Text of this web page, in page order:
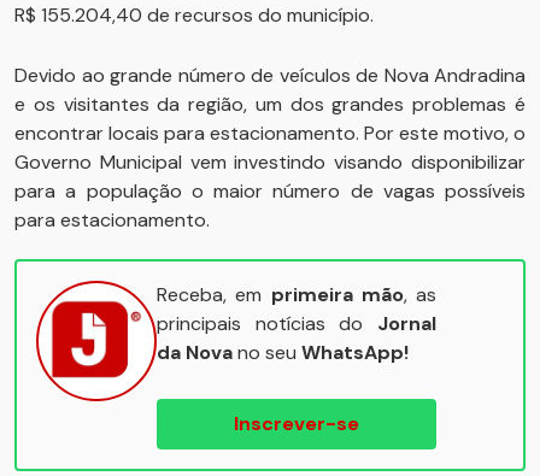
R$ 155.204,40 de recursos do município.
Devido ao grande número de veículos de Nova Andradina
e os visitantes da região, um dos grandes problemas é
encontrar locais para estacionamento. Por este motivo, o
Governo Municipal vem investindo visando disponibilizar
para a população o maior número de vagas possíveis
para estacionamento.
Receba, em primeira mão, as
principais notícias do Jornal
da Novano seu WhatsApp!
Inscrever-se